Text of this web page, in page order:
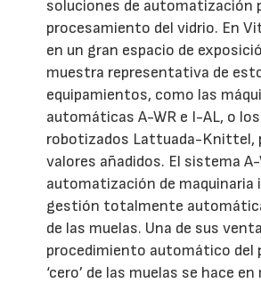
soluciones de automatización
procesamiento del vidrio. En
en un gran espacio de
muestra representativa de
equipamientos, como las
automáticas A-WR e I-AL, o
robotizados Lattuada-Knittel,
valores añadidos. El sistema A-
automatización de maquinaria
gestión totalmente
de las muelas. Una de sus
procedimiento automático del
‘cero’ de las muelas se hace